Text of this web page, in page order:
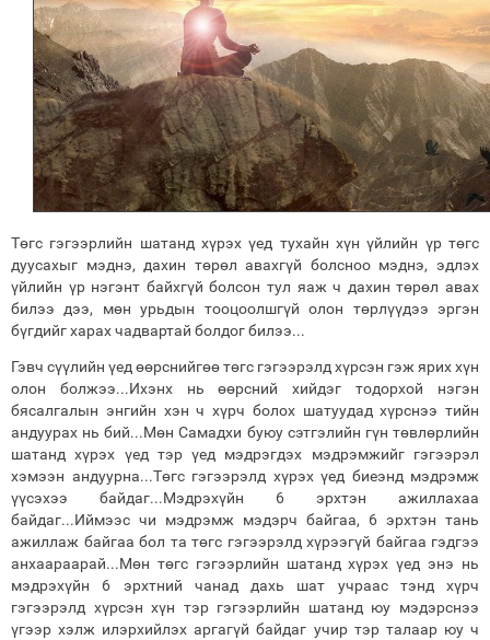
Төгс гэгээрлийн шатанд хүрэх үед тухайн хүн үйлийн үр төгс
дуусахыг мэднэ, дахин төрөл авахгүй болсноо мэднэ, эдлэх
үйлийн үр нэгэнт байхгүй болсон тул яаж ч дахин төрөл авах
билээ дээ, мөн урьдын тооцоолшгүй олон төрлүүдээ эргэн
бүгдийг харах чадвартай болдог билээ...
Гэвч сүүлийн үед өөрснийгөө төгс гэгээрэлд хүрсэн гэж ярих хүн
олон болжээ...Ихэнх нь өөрсний хийдэг тодорхой нэгэн
бясалгалын энгийн хэн ч хүрч болох шатуудад хүрснээ тийн
андуурах нь бий...Мөн Самадхи буюу сэтгэлийн гүн төвлөрлийн
шатанд хүрэх үед тэр үед мэдрэгдэх мэдрэмжийг гэгээрэл
хэмээн андуурна...Төгс гэгээрэлд хүрэх үед биеэнд мэдрэмж
үүсэхээ байдаг...Мэдрэхүйн 6 эрхтэн ажиллахаа
байдаг...Иймээс чи мэдрэмж мэдэрч байгаа, 6 эрхтэн тань
ажиллаж байгаа бол та төгс гэгээрэлд хүрээгүй байгаа гэдгээ
анхаараарай...Мөн төгс гэгээрлийн шатанд хүрэх үед энэ нь
мэдрэхүйн 6 эрхтний чанад дахь шат учраас тэнд хүрч
гэгээрэлд хүрсэн хүн тэр гэгээрлийн шатанд юу мэдэрснээ
үгээр хэлж илэрхийлэх аргагүй байдаг учир тэр талаар юу ч